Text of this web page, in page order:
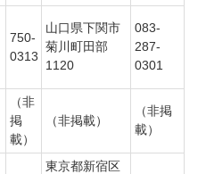
750-
0313
山口県下関市
菊川町田部
1120
083-
287-
0301
（非
掲
載）
（非掲載）
（非掲
載）
東京都新宿区